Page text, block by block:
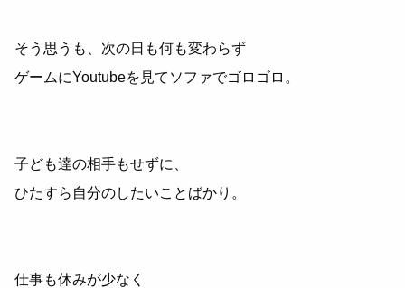
そう思うも、次の日も何も変わらず
ゲームにYoutubeを見てソファでゴロゴロ。
子ども達の相手もせずに、
ひたすら自分のしたいことばかり。
仕事も休みが少なく